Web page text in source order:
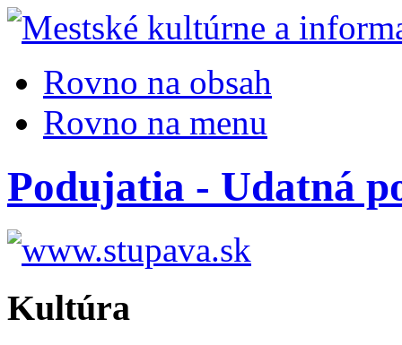
Rovno na obsah
Rovno na menu
Podujatia - Udatná
Kultúra